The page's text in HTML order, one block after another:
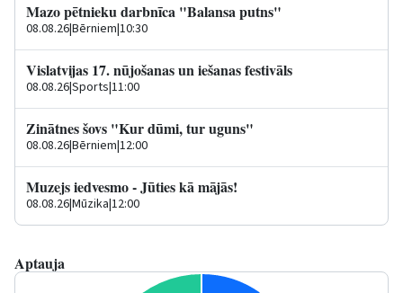
Mazo pētnieku darbnīca "Balansa putns"
08.08.26|Bērniem|10:30
Vislatvijas 17. nūjošanas un iešanas festivāls
08.08.26|Sports|11:00
Zinātnes šovs "Kur dūmi, tur uguns"
08.08.26|Bērniem|12:00
Muzejs iedvesmo - Jūties kā mājās!
08.08.26|Mūzika|12:00
Aptauja